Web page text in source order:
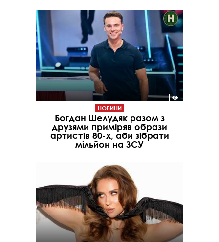
НОВИНИ
Богдан Шелудяк разом з
друзями приміряв образи
артистів 80-х, аби зібрати
мільйон на ЗСУ